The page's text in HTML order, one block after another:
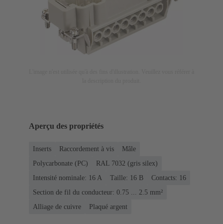
Aperçu des propriétés
Inserts Raccordement à vis
Mâle
Polycarbonate (PC)
RAL 7032 (gris silex)
Intensité nominale: ‌16 A
Taille: 16 B
Contacts: 16
Section de fil du conducteur: 0.75 ... 2.5 mm²
Alliage de cuivre
Plaqué argent